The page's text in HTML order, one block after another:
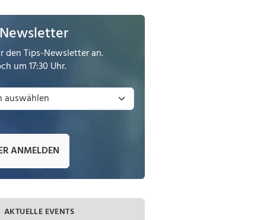
den Tips-Newsletter an.
um 17:30 Uhr.
ANMELDEN
AKTUELLE EVENTS